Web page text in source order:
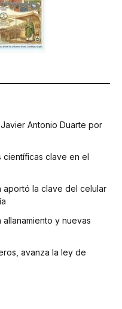
Antonio Duarte por
científicas clave en el
aportó la clave del celular
y nuevas
avanza la ley de